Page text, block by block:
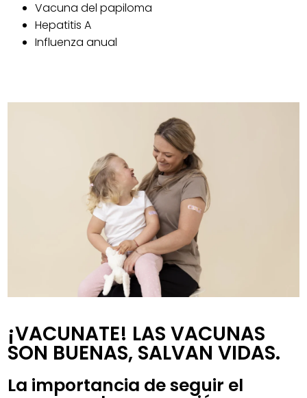
Vacuna del papiloma
Hepatitis A
Influenza anual
¡VACUNATE! LAS VACUNAS
SON BUENAS, SALVAN VIDAS.
La importancia de seguir el